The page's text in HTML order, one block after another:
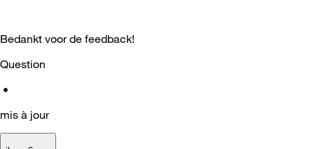
Bedankt voor de feedback!
Question
•
mis à jour